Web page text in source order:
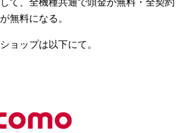
て、全機種共通で頭金が無料・全契約
無料になる。
ョップは以下にて。